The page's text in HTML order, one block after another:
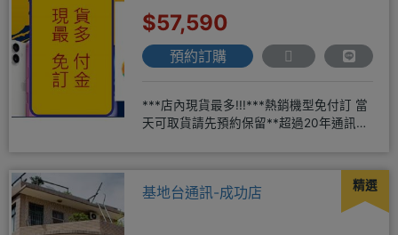
$57,590
預約訂購
***店內現貨最多!!!***熱銷機型免付訂 當
天可取貨請先預約保留**超過20年通訊經
精選
基地台通訊-成功店